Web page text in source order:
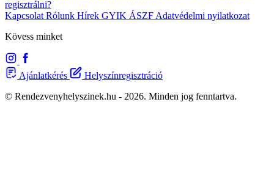
regisztrálni?
Kapcsolat Rólunk Hírek GYIK ÁSZF Adatvédelmi nyilatkozat
Kövess minket
Ajánlatkérés
Helyszínregisztráció
© Rendezvenyhelyszinek.hu - 2026. Minden jog fenntartva.